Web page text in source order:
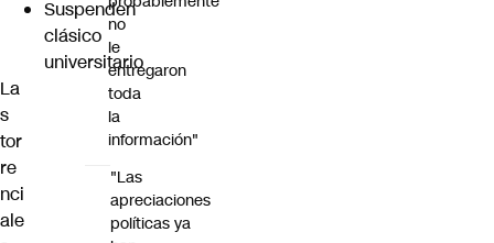
Suspenden
clásico
universitario
La
s
tor
re
nci
ale
no
le
entregaron
toda
la
información"
"Las
apreciaciones
políticas ya